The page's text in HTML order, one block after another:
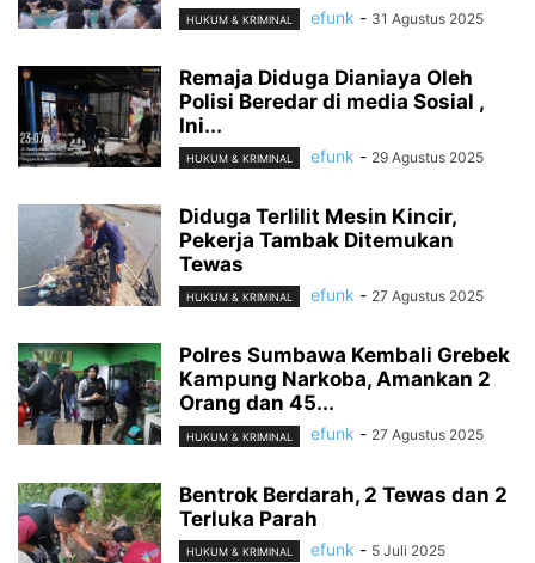
HUKUM & KRIMINAL efunk - 31 Agustus 2025
Remaja Diduga Dianiaya Oleh
Polisi Beredar di media Sosial ,
Ini...
HUKUM & KRIMINAL efunk - 29 Agustus 2025
Diduga Terlilit Mesin Kincir,
Pekerja Tambak Ditemukan
Tewas
HUKUM & KRIMINAL efunk - 27 Agustus 2025
Polres Sumbawa Kembali Grebek
Kampung Narkoba, Amankan 2
Orang dan 45...
HUKUM & KRIMINAL efunk - 27 Agustus 2025
Bentrok Berdarah, 2 Tewas dan 2
Terluka Parah
HUKUM & KRIMINAL efunk - 5 Juli 2025